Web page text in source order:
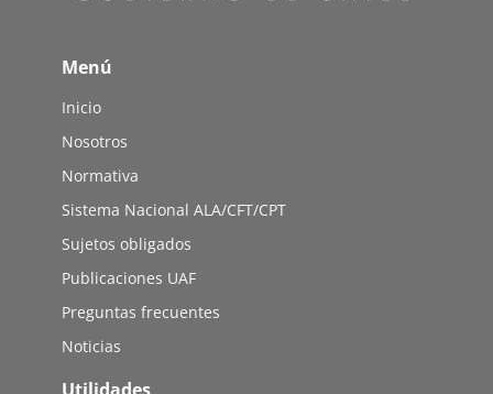
Menú
Inicio
Nosotros
Normativa
Sistema Nacional ALA/CFT/CPT
Sujetos obligados
Publicaciones UAF
Preguntas frecuentes
Noticias